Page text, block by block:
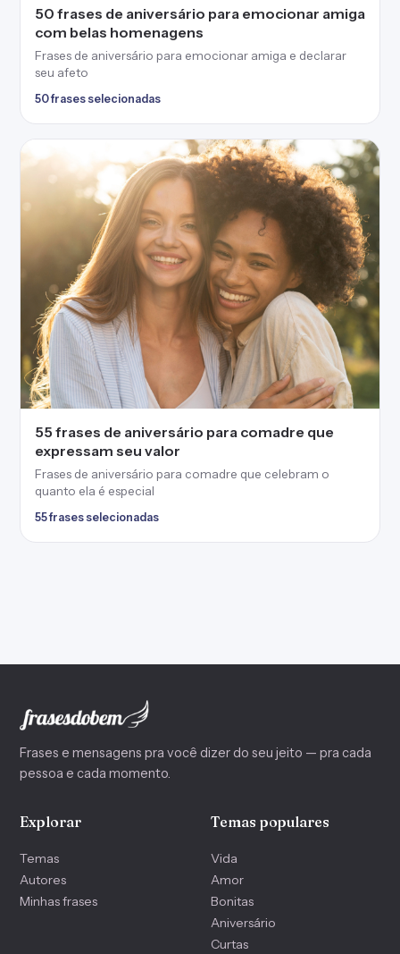
50 frases de aniversário para emocionar amiga
com belas homenagens
Frases de aniversário para emocionar amiga e declarar
seu afeto
50 frases selecionadas
55 frases de aniversário para comadre que
expressam seu valor
Frases de aniversário para comadre que celebram o
quanto ela é especial
55 frases selecionadas
Frases e mensagens pra você dizer do seu jeito — pra cada
pessoa e cada momento.
Explorar
Temas
Autores
Minhas frases
Temas populares
Vida
Amor
Bonitas
Aniversário
Curtas